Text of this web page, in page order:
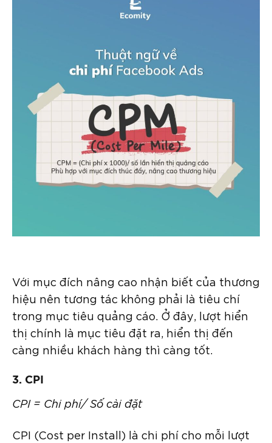
Với mục đích nâng cao nhận biết của thương
hiệu nên tương tác không phải là tiêu chí
trong mục tiêu quảng cáo. Ở đây, lượt hiển
thị chính là mục tiêu đặt ra, hiển thị đến
càng nhiều khách hàng thì càng tốt.
3. CPI
CPI = Chi phí/ Số cài đặt
CPI (Cost per Install) là chi phí cho mỗi lượt